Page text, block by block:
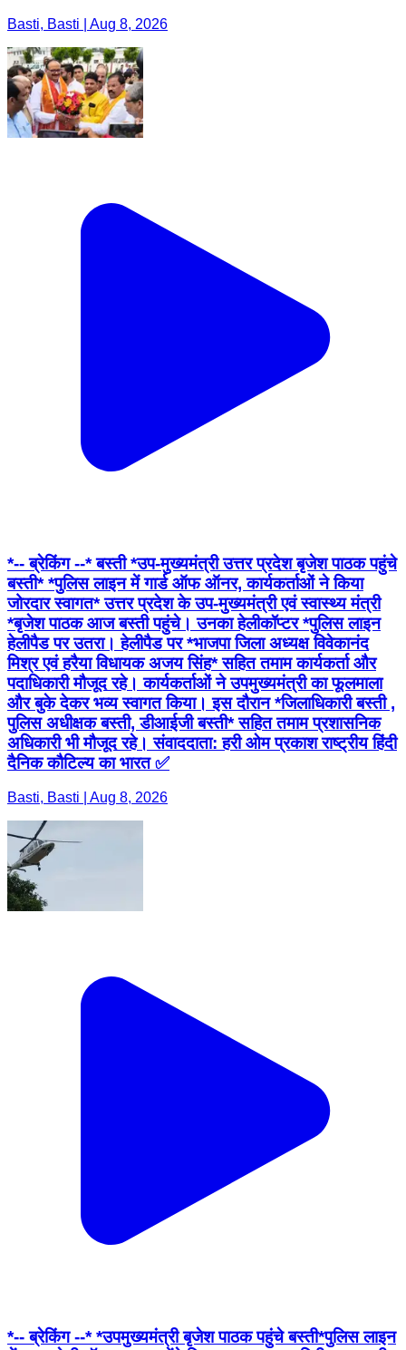
Basti, Basti | Aug 8, 2026
*-- ब्रेकिंग --* बस्ती *उप-मुख्यमंत्री उत्तर प्रदेश बृजेश पाठक पहुंचे
बस्ती* *पुलिस लाइन में गार्ड ऑफ ऑनर, कार्यकर्ताओं ने किया
जोरदार स्वागत* उत्तर प्रदेश के उप-मुख्यमंत्री एवं स्वास्थ्य मंत्री
*बृजेश पाठक आज बस्ती पहुंचे। उनका हेलीकॉप्टर *पुलिस लाइन
हेलीपैड पर उतरा। हेलीपैड पर *भाजपा जिला अध्यक्ष विवेकानंद
मिश्र एवं हरैया विधायक अजय सिंह* सहित तमाम कार्यकर्ता और
पदाधिकारी मौजूद रहे। कार्यकर्ताओं ने उपमुख्यमंत्री का फूलमाला
और बुके देकर भव्य स्वागत किया। इस दौरान *जिलाधिकारी बस्ती ,
पुलिस अधीक्षक बस्ती, डीआईजी बस्ती* सहित तमाम प्रशासनिक
अधिकारी भी मौजूद रहे। संवाददाता: हरी ओम प्रकाश राष्ट्रीय हिंदी
दैनिक कौटिल्य का भारत ✅
Basti, Basti | Aug 8, 2026
*-- ब्रेकिंग --* *उपमुख्यमंत्री बृजेश पाठक पहुंचे बस्ती*पुलिस लाइन